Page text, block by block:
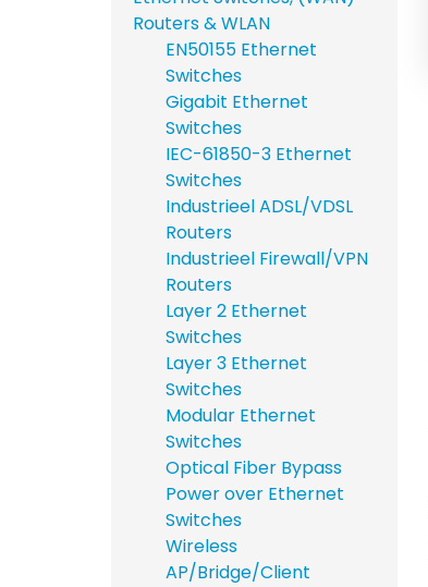
Routers & WLAN
EN50155 Ethernet
Switches
Gigabit Ethernet
Switches
IEC-61850-3 Ethernet
Switches
Industrieel ADSL/VDSL
Routers
Industrieel Firewall/VPN
Routers
Layer 2 Ethernet
Switches
Layer 3 Ethernet
Switches
Modular Ethernet
Switches
Optical Fiber Bypass
Power over Ethernet
Switches
Wireless
AP/Bridge/Client